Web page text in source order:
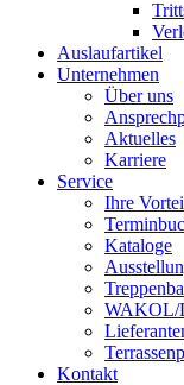
Auslaufartikel
Unternehmen
Über uns
Aktuelles
Karriere
Service
Ihre
Kataloge
WAKOL/
Kontakt